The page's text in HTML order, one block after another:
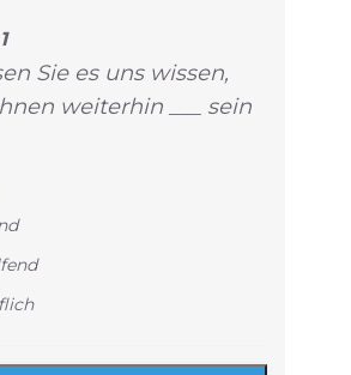
Sie es uns wissen,
weiterhin ___ sein